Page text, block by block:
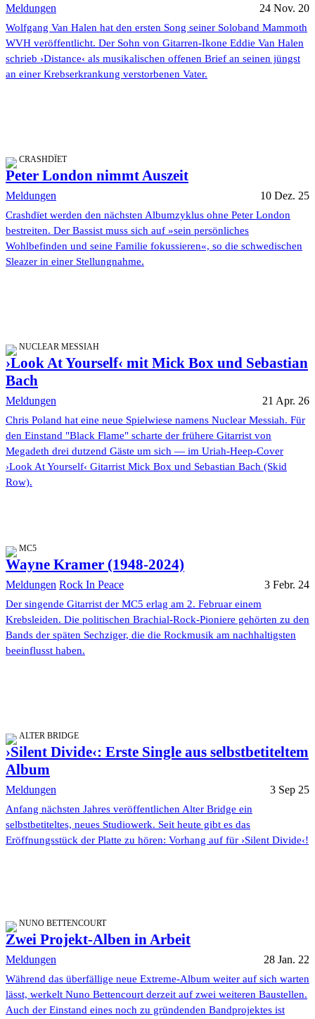
Meldungen 24 Nov. 20
Wolfgang Van Halen hat den ersten Song seiner Soloband Mammoth
WVH veröffentlicht. Der Sohn von Gitarren-Ikone Eddie Van Halen
schrieb ›Distance‹ als musikalischen offenen Brief an seinen jüngst
an einer Krebserkrankung verstorbenen Vater.
CRASHDÏET
Peter London nimmt Auszeit
Meldungen 10 Dez. 25
Crashdïet werden den nächsten Albumzyklus ohne Peter London
bestreiten. Der Bassist muss sich auf »sein persönliches
Wohlbefinden und seine Familie fokussieren«, so die schwedischen
Sleazer in einer Stellungnahme.
NUCLEAR MESSIAH
›Look At Yourself‹ mit Mick Box und Sebastian
Bach
Meldungen 21 Apr. 26
Chris Poland hat eine neue Spielwiese namens Nuclear Messiah. Für
den Einstand "Black Flame" scharte der frühere Gitarrist von
Megadeth drei dutzend Gäste um sich — im Uriah-Heep-Cover
›Look At Yourself‹ Gitarrist Mick Box und Sebastian Bach (Skid
Row).
MC5
Wayne Kramer (1948-2024)
Meldungen Rock In Peace 3 Febr. 24
Der singende Gitarrist der MC5 erlag am 2. Februar einem
Krebsleiden. Die politischen Brachial-Rock-Pioniere gehörten zu den
Bands der späten Sechziger, die die Rockmusik am nachhaltigsten
beeinflusst haben.
ALTER BRIDGE
›Silent Divide‹: Erste Single aus selbstbetiteltem
Album
Meldungen 3 Sep 25
Anfang nächsten Jahres veröffentlichen Alter Bridge ein
selbstbetiteltes, neues Studiowerk. Seit heute gibt es das
Eröffnungsstück der Platte zu hören: Vorhang auf für ›Silent Divide‹!
NUNO BETTENCOURT
Zwei Projekt-Alben in Arbeit
Meldungen 28 Jan. 22
Während das überfällige neue Extreme-Album weiter auf sich warten
lässt, werkelt Nuno Bettencourt derzeit auf zwei weiteren Baustellen.
Auch der Einstand eines noch zu gründenden Bandprojektes ist